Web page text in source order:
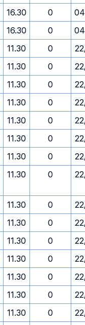
16.30 0
16.30 0
11.30 0
11.30 0
11.30 0
11.30 0
11.30 0
11.30 0
11.30 0
11.30 0
11.30 0
11.30 0
11.30 0
11.30 0
11.30 0
11.30 0
11.30 0